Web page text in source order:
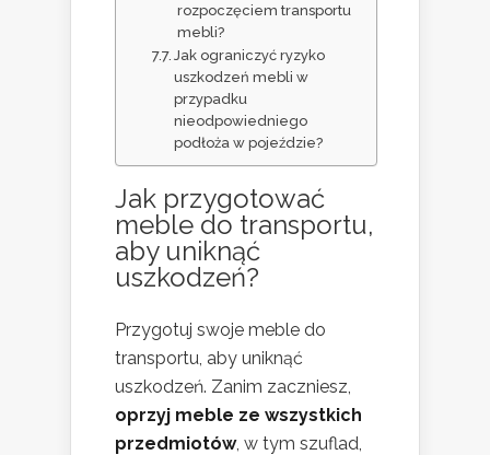
rozpoczęciem transportu
mebli?
Jak ograniczyć ryzyko
uszkodzeń mebli w
przypadku
nieodpowiedniego
podłoża w pojeździe?
Jak przygotować
meble do transportu,
aby uniknąć
uszkodzeń?
Przygotuj swoje meble do
transportu, aby uniknąć
uszkodzeń. Zanim zaczniesz,
oprzyj meble ze wszystkich
przedmiotów, w tym szuflad,